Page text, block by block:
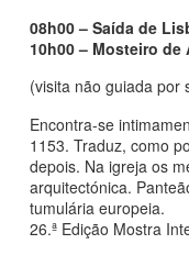
08h00 – Saída de
10h00 – Mosteiro de
(visita não guiada por
Encontra-se
1153. Traduz, como
depois. Na igreja os
arquitectónica.
tumulária europeia.
26.ª Edição Mostra